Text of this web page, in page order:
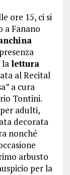
ore 15, ci si
a Fanano
lettura
al Recital
a cura
Tontini.
adulti,
decorata
nonché
arbusto
per la